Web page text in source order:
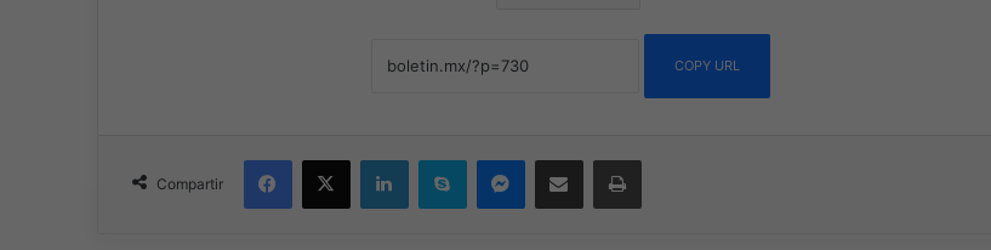
COPY URL
Compartir
Facebook
X LinkedInSkype MessengerCompartir por correo electrónicoImprimir